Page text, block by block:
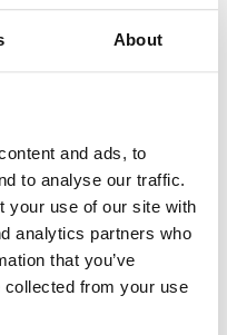
About
and ads, to
to analyse our traffic.
your use of our site with
analytics partners who
that you’ve
collected from your use
a prožitek
trenéři
samolepkami